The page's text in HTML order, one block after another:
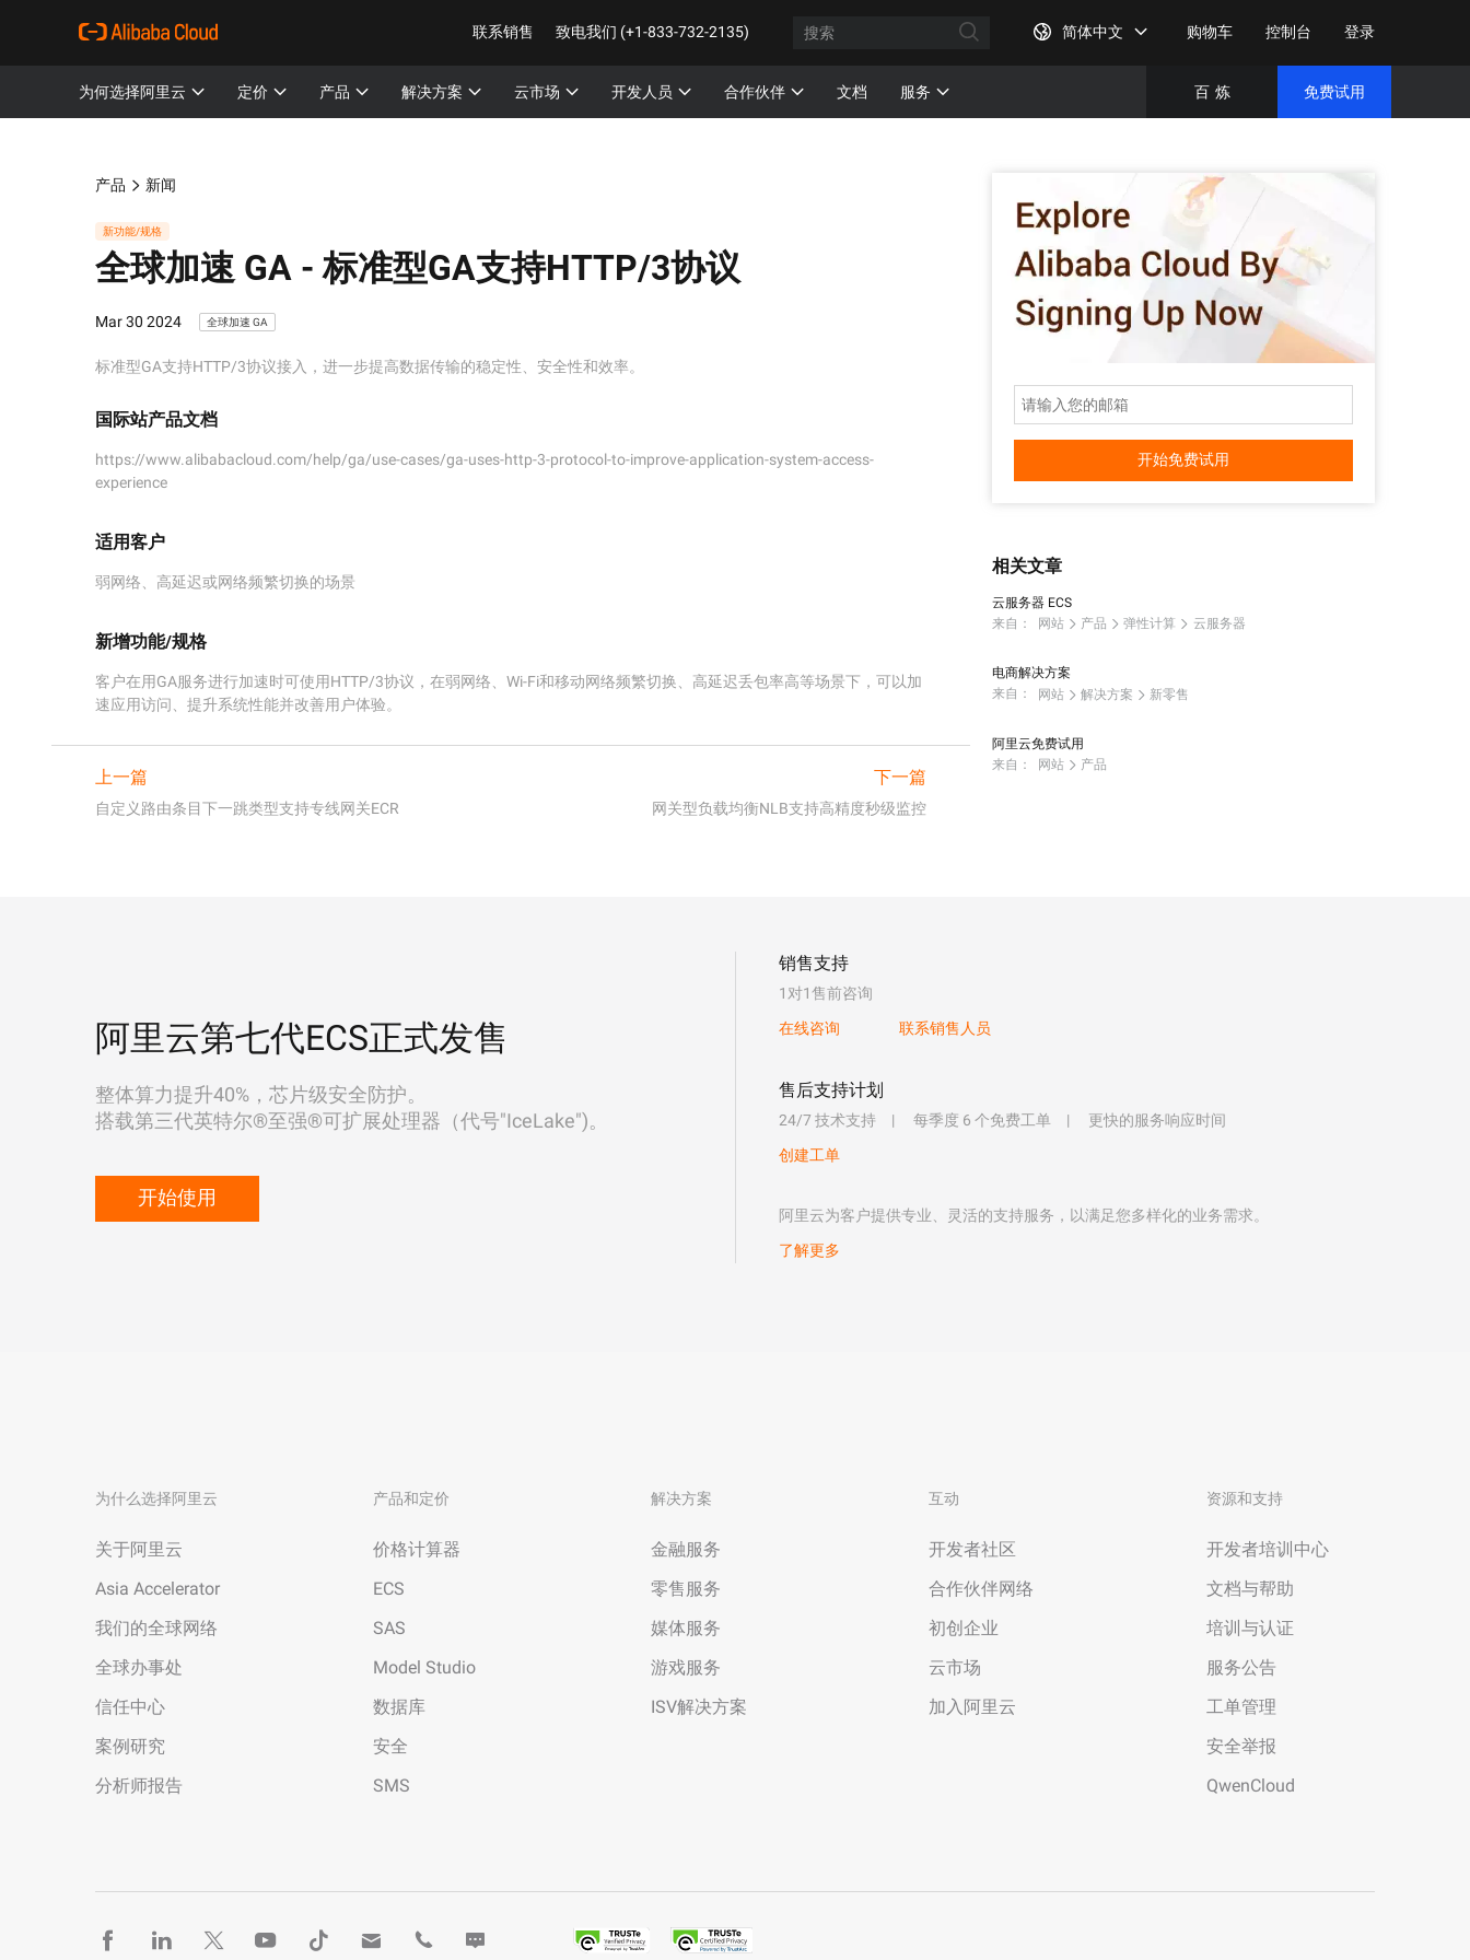
联系销售 致电我们 (+1-833-732-2135) 简体中文 购物车 控制台 登录
为何选择阿里云 定价 产品 解决方案 云市场 开发人员 合作伙伴 文档 服务 百 炼 免费试用
产品 新闻
新功能/规格
全球加速 GA -标准型GA支持HTTP/3协议
Mar 30 2024 全球加速 GA
标准型GA支持HTTP/3协议接入，进一步提高数据传输的稳定性、安全性和效率。
国际站产品文档
https://www.alibabacloud.com/help/ga/use-cases/ga-uses-http-3-protocol-to-improve-application-system-access-
experience
适用客户
弱网络、高延迟或网络频繁切换的场景
新增功能/规格
客户在用GA服务进行加速时可使用HTTP/3协议，在弱网络、Wi-Fi和移动网络频繁切换、高延迟丢包率高等场景下，可以加
速应用访问、提升系统性能并改善用户体验。
上一篇
自定义路由条目下一跳类型支持专线网关ECR
下一篇
网关型负载均衡NLB支持高精度秒级监控
开始免费试用
相关文章
云服务器 ECS
来自：
网站 产品 弹性计算 云服务器
电商解决方案
来自：
网站 解决方案 新零售
阿里云免费试用
来自：
网站 产品
阿里云第七代ECS正式发售
整体算力提升40%，芯片级安全防护。
搭载第三代英特尔®至强®可扩展处理器（代号"IceLake")。
开始使用
销售支持
1对1售前咨询
在线咨询
联系销售人员
售后支持计划
24/7 技术支持 每季度 6 个免费工单
更快的服务响应时间
创建工单
阿里云为客户提供专业、灵活的支持服务，以满足您多样化的业务需求。
了解更多
为什么选择阿里云
关于阿里云
Asia Accelerator
我们的全球网络
全球办事处
信任中心
案例研究
分析师报告
产品和定价
价格计算器
ECS
SAS
Model Studio
数据库
安全
SMS
解决方案
金融服务
零售服务
媒体服务
游戏服务
ISV解决方案
互动
开发者社区
合作伙伴网络
初创企业
云市场
加入阿里云
资源和支持
开发者培训中心
文档与帮助
培训与认证
服务公告
工单管理
安全举报
QwenCloud